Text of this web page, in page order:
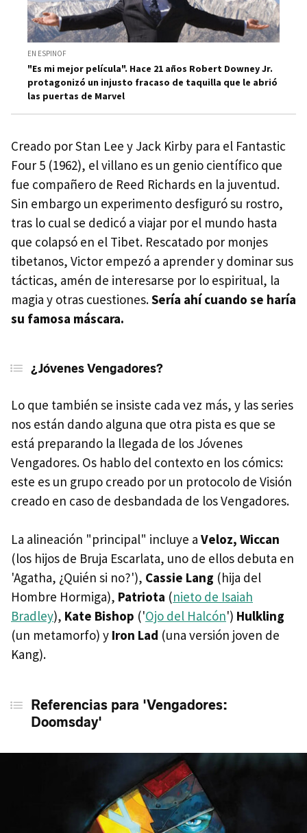
EN ESPINOF
"Es mi mejor película". Hace 21 años Robert Downey Jr.
protagonizó un injusto fracaso de taquilla que le abrió
las puertas de Marvel
Creado por Stan Lee y Jack Kirby para el Fantastic
Four 5 (1962), el villano es un genio científico que
fue compañero de Reed Richards en la juventud.
Sin embargo un experimento desfiguró su rostro,
tras lo cual se dedicó a viajar por el mundo hasta
que colapsó en el Tibet. Rescatado por monjes
tibetanos, Victor empezó a aprender y dominar sus
tácticas, amén de interesarse por lo espiritual, la
magia y otras cuestiones.Sería ahí cuando se haría
su famosa máscara.
¿Jóvenes Vengadores?
Lo que también se insiste cada vez más, y las series
nos están dando alguna que otra pista es que se
está preparando la llegada de los Jóvenes
Vengadores. Os hablo del contexto en los cómics:
este es un grupo creado por un protocolo de Visión
creado en caso de desbandada de los Vengadores.
La alineación "principal" incluye a Veloz, Wiccan
(los hijos de Bruja Escarlata, uno de ellos debuta en
'Agatha, ¿Quién si no?'), Cassie Lang (hija del
Hombre Hormiga), Patriota (nieto de Isaiah
Bradley), Kate Bishop ('Ojo del Halcón') Hulkling
(un metamorfo) y Iron Lad (una versión joven de
Kang).
Referencias para 'Vengadores:
Doomsday'